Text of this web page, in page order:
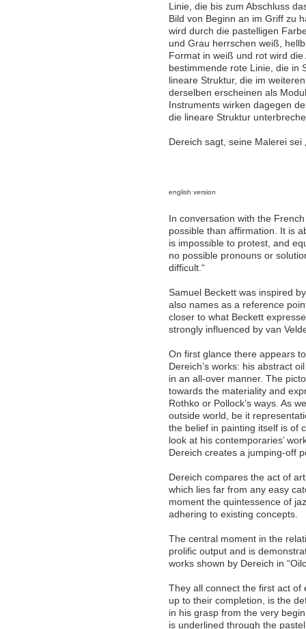
Linie, die bis zum Abschluss
Bild von Beginn an im Griff zu
wird durch die pastelligen
und Grau herrschen weiß,
Format in weiß und rot wird
bestimmende rote Linie, die in
lineare Struktur, die im
derselben erscheinen als
Instruments wirken dagegen
die lineare Struktur
Dereich sagt, seine Malerei sei
english version
In conversation with the
possible than affirmation. It is
is impossible to protest, and
no possible pronouns or
difficult.“
Samuel Beckett was inspired
also names as a reference
closer to what Beckett
strongly influenced by van
On first glance there appears
Dereich’s works: his abstract
in an all-over manner. The
towards the materiality and
Rothko or Pollock’s ways. As
outside world, be it
the belief in painting itself is of
look at his contemporaries’
Dereich creates a jumping-off
Dereich compares the act of
which lies far from any easy
moment the quintessence of
adhering to existing concepts.
The central moment in the
prolific output and is
works shown by Dereich in
They all connect the first act of
up to their completion, is the
in his grasp from the very
is underlined through the